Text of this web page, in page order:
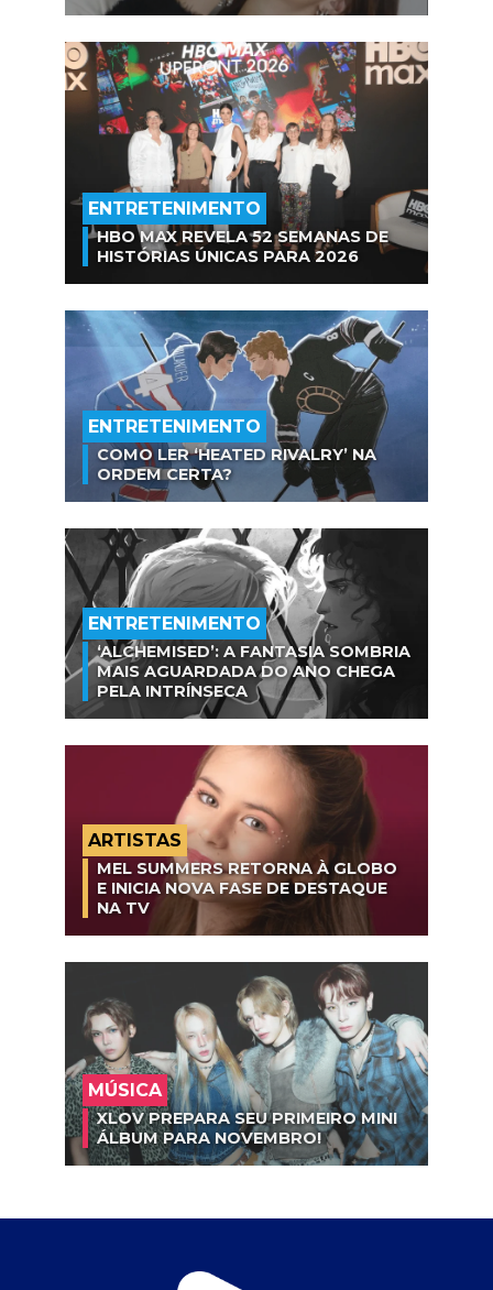
ENTRETENIMENTO
HBO MAX REVELA 52 SEMANAS DE
HISTÓRIAS ÚNICAS PARA 2026
ENTRETENIMENTO
COMO LER ‘HEATED RIVALRY’ NA
ORDEM CERTA?
ENTRETENIMENTO
‘ALCHEMISED’: A FANTASIA SOMBRIA
MAIS AGUARDADA DO ANO CHEGA
PELA INTRÍNSECA
ARTISTAS
MEL SUMMERS RETORNA À GLOBO
E INICIA NOVA FASE DE DESTAQUE
NA TV
MÚSICA
XLOV PREPARA SEU PRIMEIRO MINI
ÁLBUM PARA NOVEMBRO!